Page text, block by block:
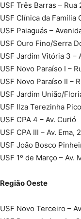
USF Três Barras – Rua
USF Clínica da Família
USF Paiaguás –
USF Ouro Fino/Serra
USF Jardim Vitória 3 –
USF Novo Paraíso I –
USF Novo Paraíso II –
USF Jardim União/
USF Ilza Terezinha
USF CPA 4 – Av. Curió
USF CPA III – Av. Ema,
USF João Bosco
USF 1º de Março –
Região Oeste
USF Novo Terceiro –